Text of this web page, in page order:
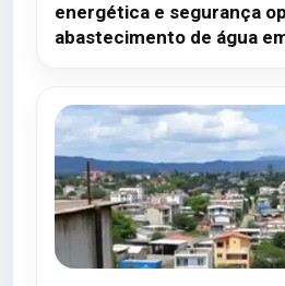
energética e segurança
abastecimento de água